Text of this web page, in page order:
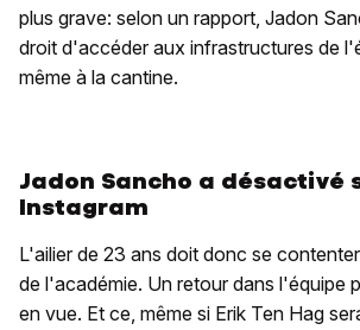
plus grave: selon un rapport, Jadon
droit d'accéder aux infrastructures de
même à la cantine.
Jadon Sancho a désactivé
Instagram
L'ailier de 23 ans doit donc se
de l'académie. Un retour dans l'équipe
en vue. Et ce, même si Erik Ten Hag